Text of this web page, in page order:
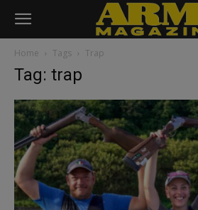
Home Tags Trap
Tag: trap